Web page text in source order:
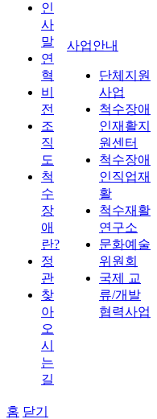
인
사
말
연
혁
비
전
조
직
도
척
수
장
애
란?
정
관
찾
아
오
시
는
길
사업안내
단체지원
사업
척수장애
인재활지
원센터
척수장애
인직업재
활
척수재활
연구소
문화예술
위원회
국제 교
류/개발
협력사업
홈 닫기